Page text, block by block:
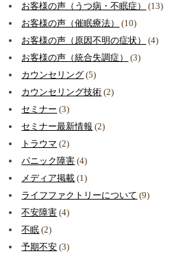
お客様の声（うつ病・不眠症）
(13)
お客様の声（催眠療法）
(10)
お客様の声（原因不明の症状）
(4)
お客様の声（統合失調症）
(3)
カウンセリング (5)
カウンセリング技術 (2)
セミナー (3)
セミナー最新情報 (2)
トラウマ (2)
パニック障害 (4)
メディア掲載 (1)
ライフファクトリーについて (9)
不安障害 (4)
不眠 (2)
予期不安 (3)